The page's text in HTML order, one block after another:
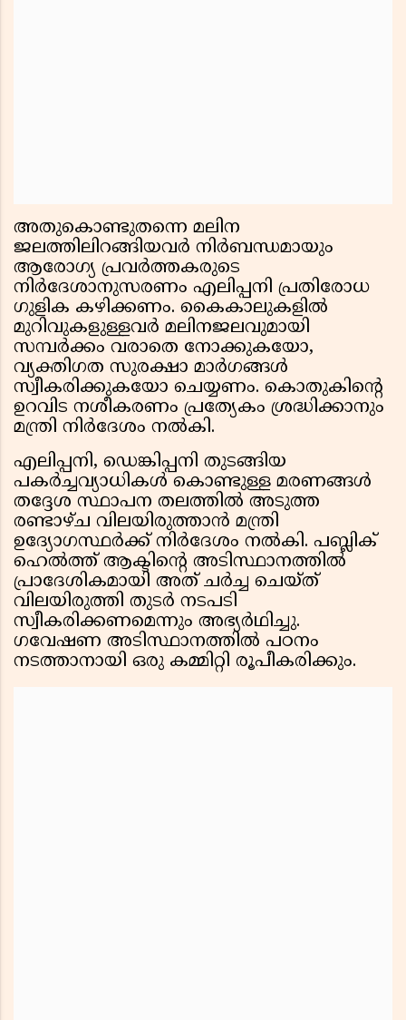
അതുകൊണ്ടുതന്നെ മലിന
ജലത്തിലിറങ്ങിയവര്‍ നിര്‍ബന്ധമായും
ആരോഗ്യ പ്രവര്‍ത്തകരുടെ
നിര്‍ദേശാനുസരണം എലിപ്പനി പ്രതിരോധ
ഗുളിക കഴിക്കണം. കൈകാലുകളില്‍
മുറിവുകളുള്ളവര്‍ മലിനജലവുമായി
സമ്പര്‍ക്കം വരാതെ നോക്കുകയോ,
വ്യക്തിഗത സുരക്ഷാ മാര്‍ഗങ്ങള്‍
സ്വീകരിക്കുകയോ ചെയ്യണം. കൊതുകിന്റെ
ഉറവിട നശീകരണം പ്രത്യേകം ശ്രദ്ധിക്കാനും
മന്ത്രി നിര്‍ദേശം നല്‍കി.
എലിപ്പനി, ഡെങ്കിപ്പനി തുടങ്ങിയ
പകര്‍ച്ചവ്യാധികള്‍ കൊണ്ടുള്ള മരണങ്ങള്‍
തദ്ദേശ സ്ഥാപന തലത്തില്‍ അടുത്ത
രണ്ടാഴ്ച വിലയിരുത്താന്‍ മന്ത്രി
ഉദ്യോഗസ്ഥര്‍ക്ക് നിര്‍ദേശം നല്‍കി. പബ്ലിക്
ഹെല്‍ത്ത് ആക്ടിന്റെ അടിസ്ഥാനത്തില്‍
പ്രാദേശികമായി അത് ചര്‍ച്ച ചെയ്ത്
വിലയിരുത്തി തുടര്‍ നടപടി
സ്വീകരിക്കണമെന്നും അഭ്യര്‍ഥിച്ചു.
ഗവേഷണ അടിസ്ഥാനത്തില്‍ പഠനം
നടത്താനായി ഒരു കമ്മിറ്റി രൂപീകരിക്കും.